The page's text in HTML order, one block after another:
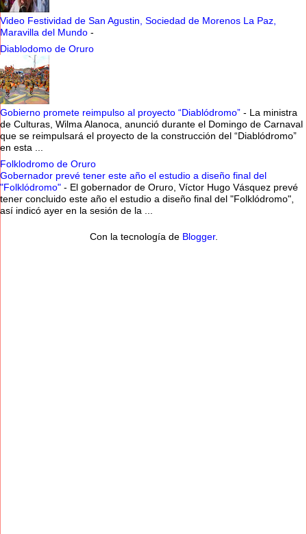
Video Festividad de San Agustin, Sociedad de Morenos La Paz,
Maravilla del Mundo -
Diablodomo de Oruro
Gobierno promete reimpulso al proyecto “Diablódromo” - La ministra
de Culturas, Wilma Alanoca, anunció durante el Domingo de Carnaval
que se reimpulsará el proyecto de la construcción del “Diablódromo”
en esta ...
Folklodromo de Oruro
Gobernador prevé tener este año el estudio a diseño final del
"Folklódromo" - El gobernador de Oruro, Víctor Hugo Vásquez prevé
tener concluido este año el estudio a diseño final del "Folklódromo",
así indicó ayer en la sesión de la ...
Con la tecnología de Blogger.